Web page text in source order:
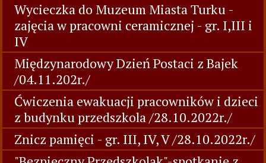
Wycieczka do Muzeum Miasta Turku -
zajęcia w pracowni ceramicznej - gr. I,III i
IV
Międzynarodowy Dzień Postaci z Bajek
/04.11.202r./
Ćwiczenia ewakuacji pracowników i dzieci
z budynku przedszkola /28.10.2022r./
Znicz pamięci - gr. III, IV, V /28.10.2022r./